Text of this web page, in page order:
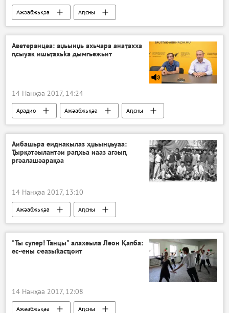
Ажәабжьқәа Аԥсны
Аветеранцәа: аџьынџь ахьчара анаҭахха
ԥсыуак ишьҭахьҟа дымгьежьит
14 Нанҳәа 2017, 14:24
Арадио Ажәабжьқәа Аԥсны
Аибашьра еиднакылаз ҳџьынџьуаа:
Ҭырқәтәылантәи раԥхьа иааз агәыԥ
ргәалашәарақәа
14 Нанҳәа 2017, 13:10
Ажәабжьқәа Аԥсны
"Ты супер! Танцы" алахәыла Леон Қапба:
ес-ҽны сҽазыҟасҵоит
14 Нанҳәа 2017, 12:08
Ажәабжьқәа
Аԥсны